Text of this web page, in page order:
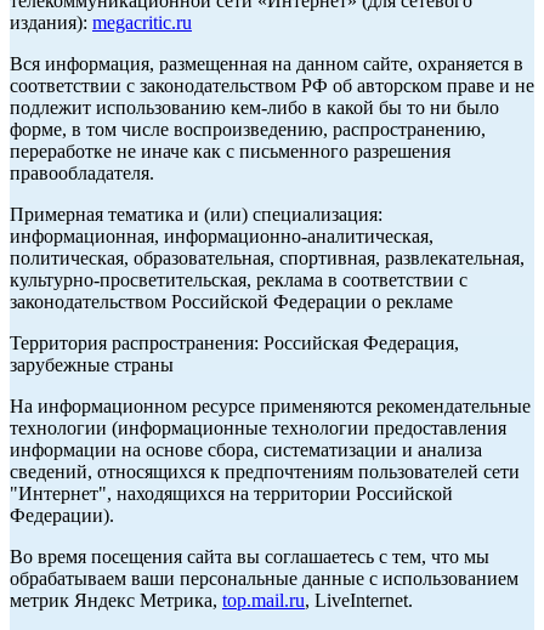
издания): megacritic.ru
Вся информация, размещенная на данном сайте, охраняется в
соответствии с законодательством РФ об авторском праве и не
подлежит использованию кем-либо в какой бы то ни было
форме, в том числе воспроизведению, распространению,
переработке не иначе как с письменного разрешения
правообладателя.
Примерная тематика и (или) специализация:
информационная, информационно-аналитическая,
политическая, образовательная, спортивная, развлекательная,
культурно-просветительская, реклама в соответствии с
законодательством Российской Федерации о рекламе
Территория распространения: Российская Федерация,
зарубежные страны
На информационном ресурсе применяются рекомендательные
технологии (информационные технологии предоставления
информации на основе сбора, систематизации и анализа
сведений, относящихся к предпочтениям пользователей сети
"Интернет", находящихся на территории Российской
Федерации).
Во время посещения сайта вы соглашаетесь с тем, что мы
обрабатываем ваши персональные данные с использованием
метрик Яндекс Метрика, top.mail.ru, LiveInternet.